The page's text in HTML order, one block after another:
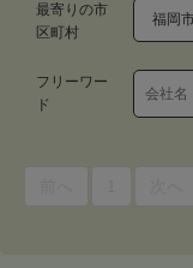
最寄りの市
区町村
福岡
フリーワー
ド